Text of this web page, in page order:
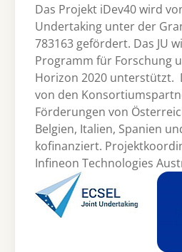
Das Projekt iDev40 wird
Undertaking unter der
783163 gefördert. Das JU
Programm für Forschung
Horizon 2020 unterstützt.
von den
Förderungen von
Belgien, Italien, Spanien
kofinanziert.
Infineon Technologies